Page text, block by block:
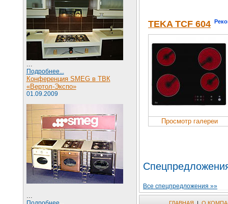
...
Подробнее...
Конференция SMEG в ТВК
«Вертол-Экспо»
01.09.2009
...
TEKA TCF 604
Просмотр галереи
Все спецпредложения »»